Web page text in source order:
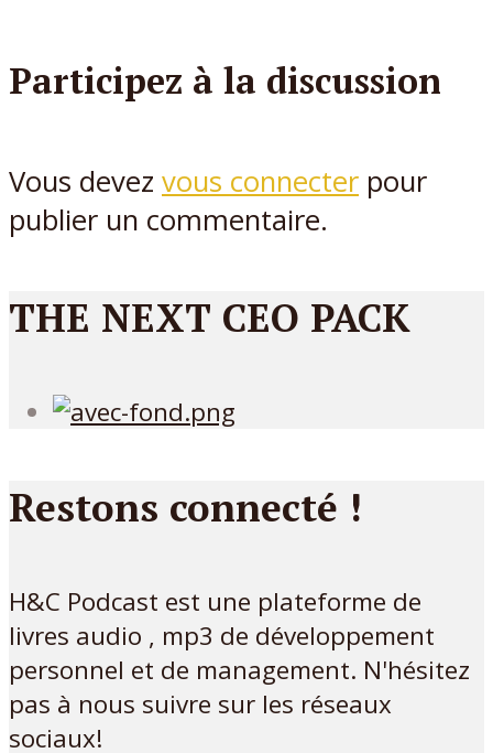
Participez à la discussion
Vous devez vous connecter pour
publier un commentaire.
THE NEXT CEO PACK
Restons connecté !
H&C Podcast est une plateforme de
livres audio , mp3 de développement
personnel et de management. N'hésitez
pas à nous suivre sur les réseaux
sociaux!